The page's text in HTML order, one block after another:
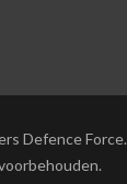
Defence Force.